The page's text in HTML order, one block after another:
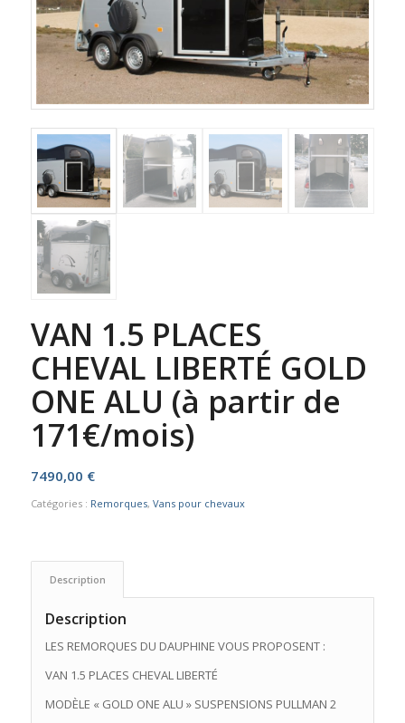
VAN 1.5 PLACES
CHEVAL LIBERTÉ GOLD
ONE ALU (à partir de
171€/mois)
7490,00 €
Catégories : Remorques, Vans pour chevaux
Description
Description
LES REMORQUES DU DAUPHINE VOUS PROPOSENT :
VAN 1.5 PLACES CHEVAL LIBERTÉ
MODÈLE « GOLD ONE ALU » SUSPENSIONS PULLMAN 2